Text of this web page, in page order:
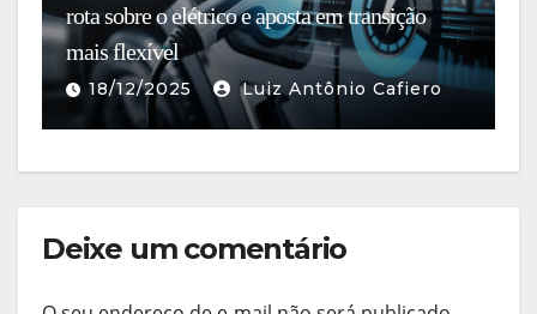
rota sobre o elétrico e aposta em transição
mais flexível
18/12/2025 Luiz Antônio Cafiero
Deixe um comentário